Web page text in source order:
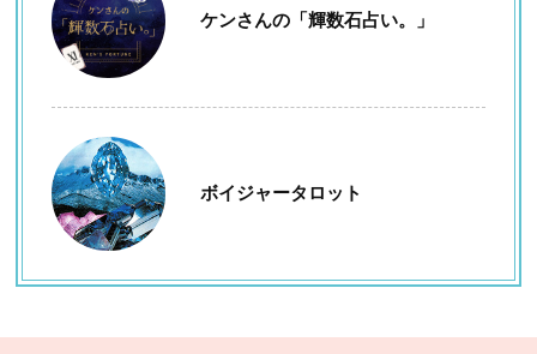
ケンさんの「輝数石占い。」
ボイジャータロット